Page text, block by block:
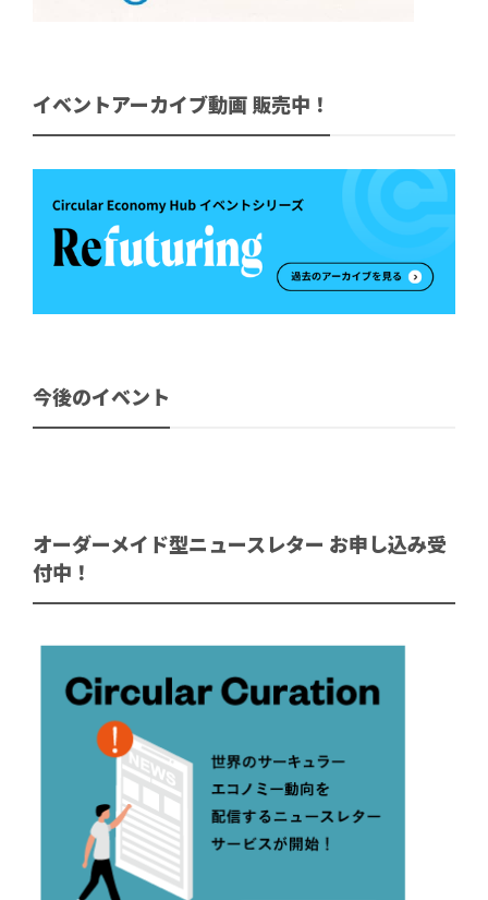
イベントアーカイブ動画 販売中！
今後のイベント
オーダーメイド型ニュースレター お申し込み受
付中！